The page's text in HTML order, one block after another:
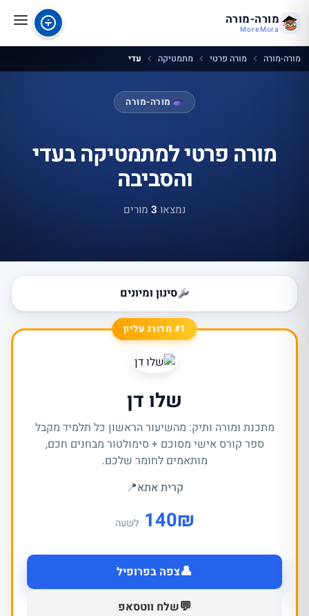
מורה-מורה
MoreMora
מורה-מורה מורה פרטי מתמטיקה עדי
מורה-מורה
מורה פרטי למתמטיקה בעדי
והסביבה
נמצאו 3 מורים
סינון ומיונים
#1 מדורג עליון
שלו דן
מתכנת ומורה ותיק: מהשיעור הראשון כל תלמיד מקבל
ספר קורס אישי מסוכם + סימולטור מבחנים חכם,
מותאמים לחומר שלכם.
קרית אתא📍
₪
140 לשעה
👤צפה בפרופיל
💬שלח ווטסאפ